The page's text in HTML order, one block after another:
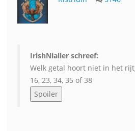
IrishNialler schreef:
Welk getal hoort niet in het
16, 23, 34, 35 of 38